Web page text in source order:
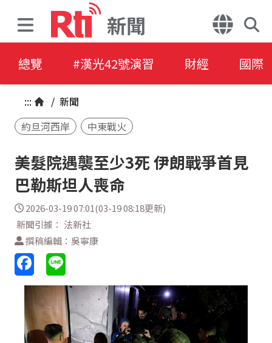
新聞
總覽 #漢光42號演習 財經 國際
::: / 新聞
約旦河西岸
中東戰火
美髮院遇襲至少3死 伊朗戰爭首見
巴勒斯坦人喪命
2026-03-19 07:01(03-19 08:18更新)
新聞引據： 法新社
撰稿編輯：吳寧康